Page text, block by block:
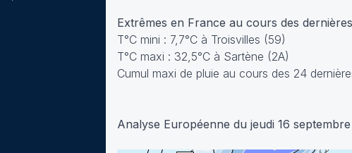
Extrêmes en France au cours des
T°C mini : 7,7°C à Troisvilles (59)
T°C maxi : 32,5°C à Sartène (2A)
Cumul maxi de pluie au cours des 24
Analyse Européenne du jeudi 16 septembre